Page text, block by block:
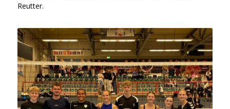
Reutter.